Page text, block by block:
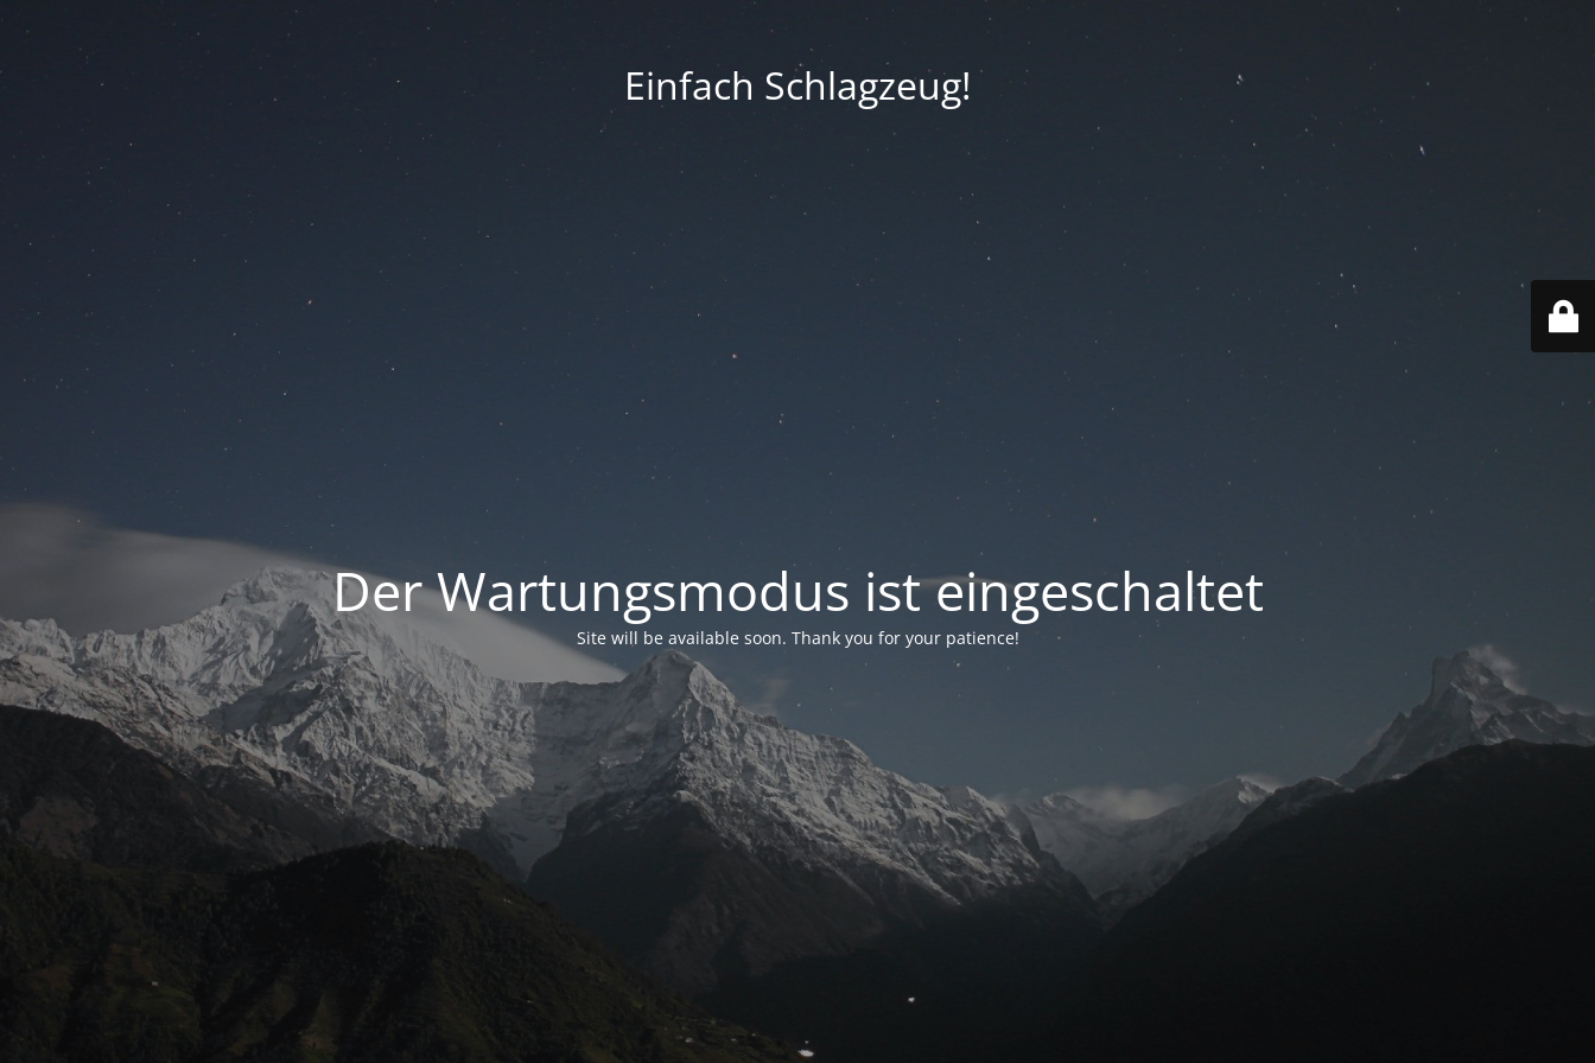
Einfach Schlagzeug!
Der Wartungsmodus ist eingeschaltet
Site will be available soon. Thank you for your patience!